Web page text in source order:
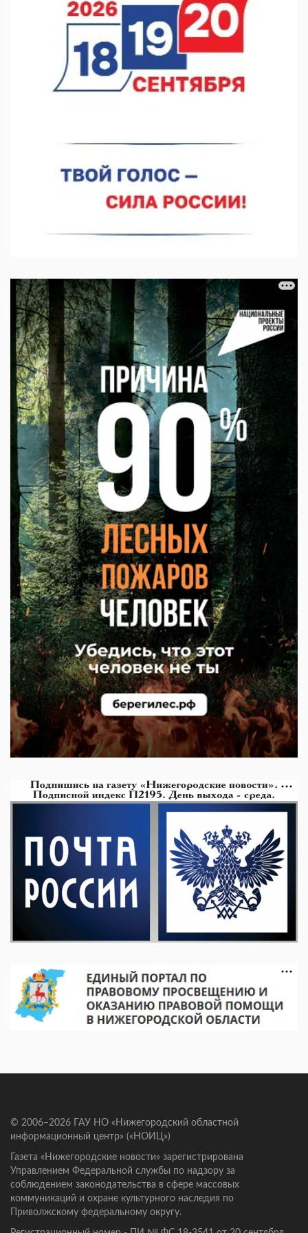
07.08.2026 11:20
В автобусах Арзамаса устанавливают терминалы оплаты
07.08.2026 11:03
© 2006–2026 ГАУ НО «Нижегородский областной
информационный центр» («НОИЦ»)
Газета «Нижегородские новости» зарегистрирована
Управлением Федеральной службы по надзору за
соблюдением законодательства в сфере массовых
коммуникаций и охране культурного наследия по
Приволжскому федеральному округу.